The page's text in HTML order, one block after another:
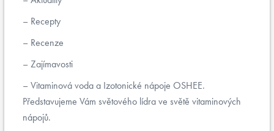
Recepty
Recenze
Zajímavosti
Vitaminová voda a Izotonické nápoje OSHEE.
Představujeme Vám světového lídra ve světě vitaminových
nápojů.